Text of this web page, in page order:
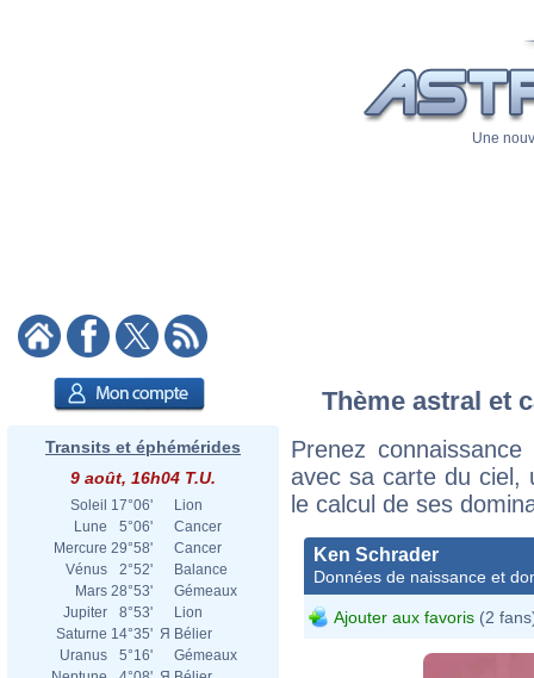
Une
Transits et éphémérides
9 août, 16h04 T.U.
Soleil 17°06'
Lion
Lune
5°06'
Cancer
Mercure 29°58'
Cancer
Vénus
2°52'
Balance
Mars 28°53'
Gémeaux
Jupiter
8°53'
Lion
Saturne 14°35' Я Bélier
Uranus
5°16'
Gémeaux
Thème astral et
Prenez
avec sa carte du ciel,
le calcul de ses
Ken Schrader
Données de naissance et
Ajouter aux favoris (2